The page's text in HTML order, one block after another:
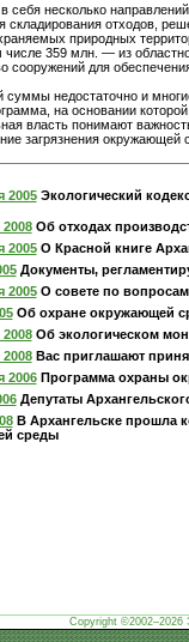
себя несколько
складирования отходов,
природных
числе 359 млн. — из
сооружений для
суммы недостаточно и
на основании
власть понимают
загрязнения
2005Экологический
Об отходах
2005О Красной книге
Документы,
2005О совете по
Об охране окружающей
Об экологическом
Вас приглашают
2006Программа охраны
Депутаты
В Архангельске прошла
среды
Copyright ©2002–2026